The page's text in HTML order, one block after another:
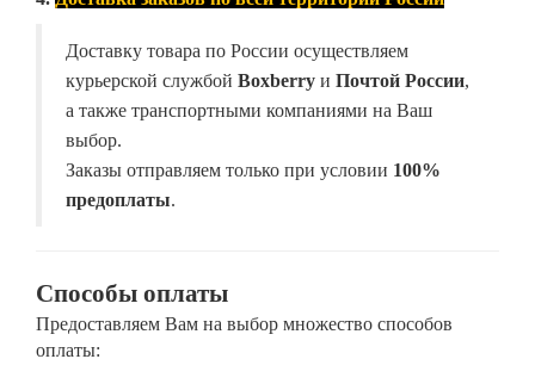
Доставку товара по России осуществляем
курьерской службой Boxberry и Почтой России,
а также транспортными компаниями на Ваш
выбор.
Заказы отправляем только при условии 100%
предоплаты.
Способы оплаты
Предоставляем Вам на выбор множество способов
оплаты: